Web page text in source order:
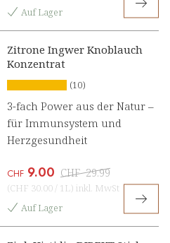
Auf Lager
Zitrone Ingwer Knoblauch
Konzentrat
(10)
3-fach Power aus der Natur –
für Immunsystem und
Herzgesundheit
CHF 9.00 CHF 29.99
(CHF 30.00 / 1L) inkl. MwSt
Auf Lager